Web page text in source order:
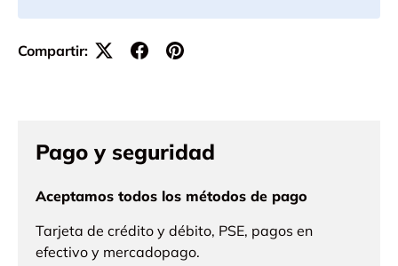
Compartir:
Pago y seguridad
Aceptamos todos los métodos de pago
Tarjeta de crédito y débito, PSE, pagos en
efectivo y mercadopago.